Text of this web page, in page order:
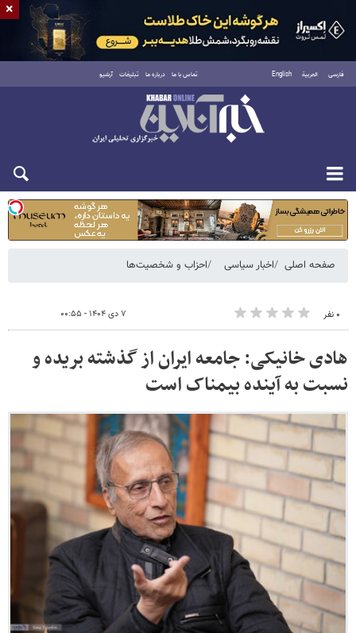
فارسی العربية English تماس با ما درباره ما تبلیغات آرشیو
شنبه ۱۷ مرداد ۱۴۰۵
صفحه اصلی اخبار سیاسی احزاب و شخصیت‌ها
۰ نفر ۷ دی ۱۴۰۴ - ۰۰:۵۵
هادی خانیکی: جامعه ایران از گذشته بریده و
نسبت به آینده بیمناک است
×